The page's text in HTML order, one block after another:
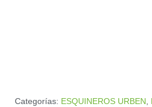
Categorías: ESQUINEROS URBEN